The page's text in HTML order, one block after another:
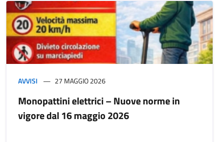
AVVISI 27 MAGGIO 2026
Monopattini elettrici – Nuove norme in
vigore dal 16 maggio 2026